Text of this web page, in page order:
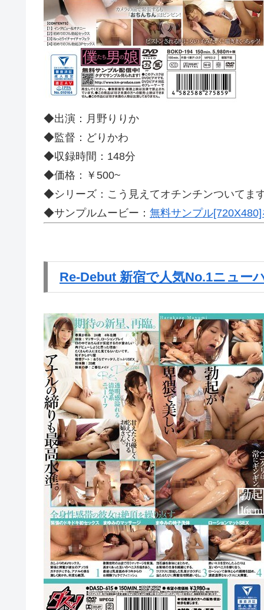
◆出演：月野りりか
◆監督：どりかわ
◆収録時間：148分
◆価格：￥500~
◆シリーズ：こう見えてオチンチンついてま
◆サンプルムービー： 無料サンプル
Re-Debut 新宿で人気No.1ニュー